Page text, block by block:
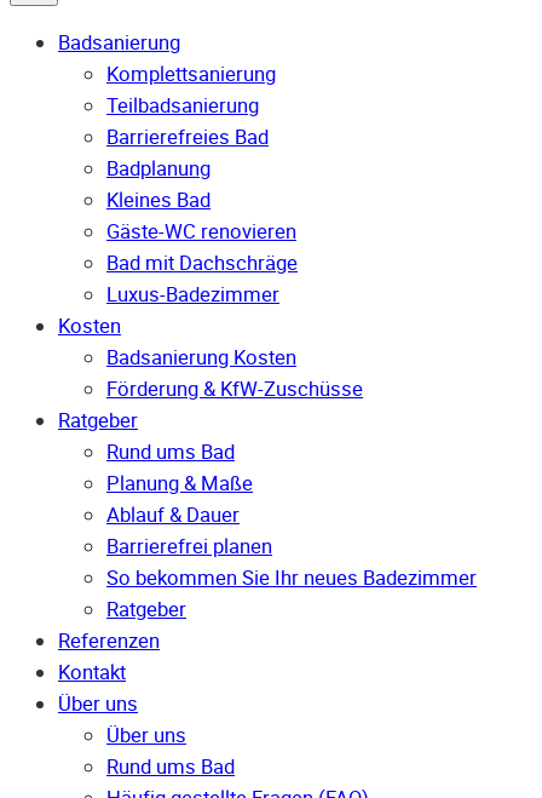
Badsanierung
Komplettsanierung
Teilbadsanierung
Barrierefreies Bad
Badplanung
Kleines Bad
Gäste-WC renovieren
Bad mit Dachschräge
Luxus-Badezimmer
Kosten
Badsanierung Kosten
Förderung & KfW-Zuschüsse
Ratgeber
Rund ums Bad
Planung & Maße
Ablauf & Dauer
Barrierefrei planen
So bekommen Sie Ihr neues Badezimmer
Ratgeber
Referenzen
Kontakt
Über uns
Über uns
Rund ums Bad